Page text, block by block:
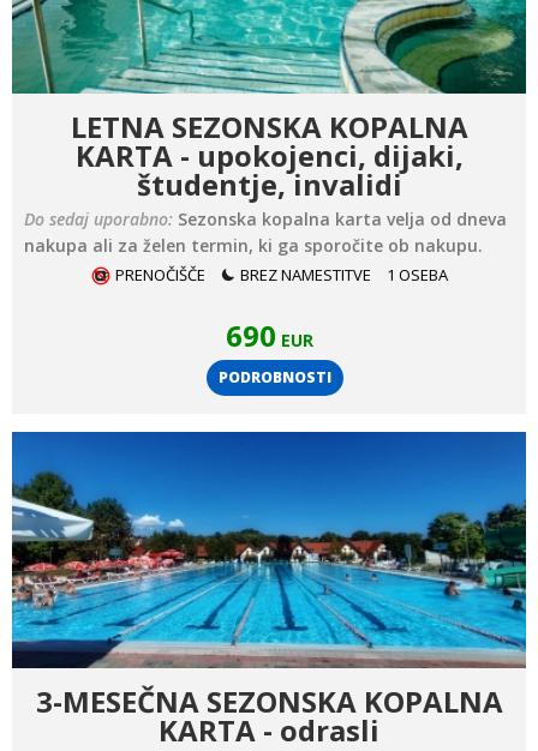
690 EUR
PODROBNOSTI
LETNA SEZONSKA KOPALNA
KARTA - upokojenci, dijaki,
študentje, invalidi
Do sedaj uporabno: Sezonska kopalna karta velja od dneva
nakupa ali za želen termin, ki ga sporočite ob nakupu.
PRENOČIŠČE BREZ NAMESTITVE 1 OSEBA
3-MESEČNA SEZONSKA KOPALNA
KARTA - odrasli